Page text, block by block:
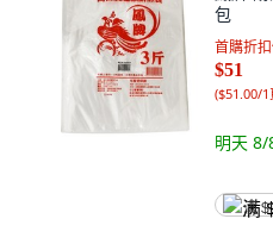
包
首購折
$51
($51.00/1
明天 8/
满